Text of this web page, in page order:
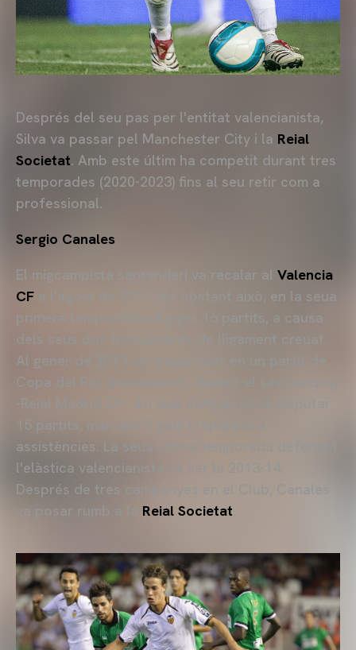
Després del seu pas per l'entitat valencianista,
Silva va passar pel Manchester City i la Reial
Societat. Amb este últim ha competit durant tres
temporades (2020-2023) fins al seu retir com a
professional.
Sergio Canales
El migcampista santanderí va recalar al Valencia
CF a l'agost de 2011. No obstant això, en la seua
primera temporada va jugar 16 partits, a causa
dels seus dos trencaments de lligament creuat.
Al gener de 2013 va reaparéixer en un partit de
Copa del Rei, precisament, davant el seu exequip
-Reial Madrid CF-. En eixa campanya va disputar
15 partits, marcant 2 gols i repartint 2
assistències. La seua última temporada defenent
l'elàstica valencianista va ser la 2013-14.
Després de tres campanyes en el Club, Canales
va posar rumb a la Reial Societat